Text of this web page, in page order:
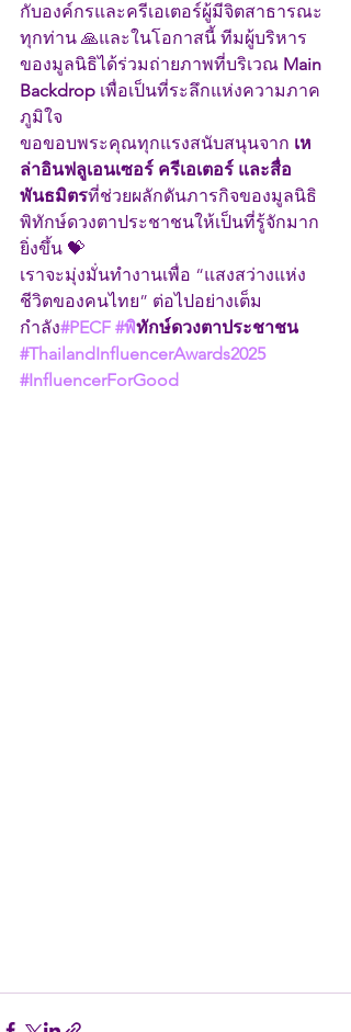
กับองค์กรและครีเอเตอร์ผู้มีจิตสาธารณะ
ทุกท่าน 🙏และในโอกาสนี้ ทีมผู้บริหาร
ของมูลนิธิได้ร่วมถ่ายภาพที่บริเวณ Main
Backdrop เพื่อเป็นที่ระลึกแห่งความภาค
ภูมิใจ
ขอขอบพระคุณทุกแรงสนับสนุนจาก เห
ล่าอินฟลูเอนเซอร์ ครีเอเตอร์ และสื่อ
พันธมิตรที่ช่วยผลักดันภารกิจของมูลนิธิ
พิทักษ์ดวงตาประชาชนให้เป็นที่รู้จักมาก
ยิ่งขึ้น 💝
เราจะมุ่งมั่นทำงานเพื่อ “แสงสว่างแห่ง
ชีวิตของคนไทย” ต่อไปอย่างเต็ม
กำลัง#PECF #พิทักษ์ดวงตาประชาชน
#ThailandInfluencerAwards2025
#InfluencerForGood